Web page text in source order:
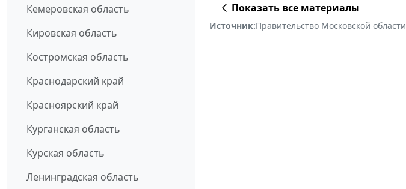
Кемеровская область
Кировская область
Костромская область
Краснодарский край
Красноярский край
Курганская область
Курская область
Ленинградская область
Показать все материалы
Источник:Правительство Московской области